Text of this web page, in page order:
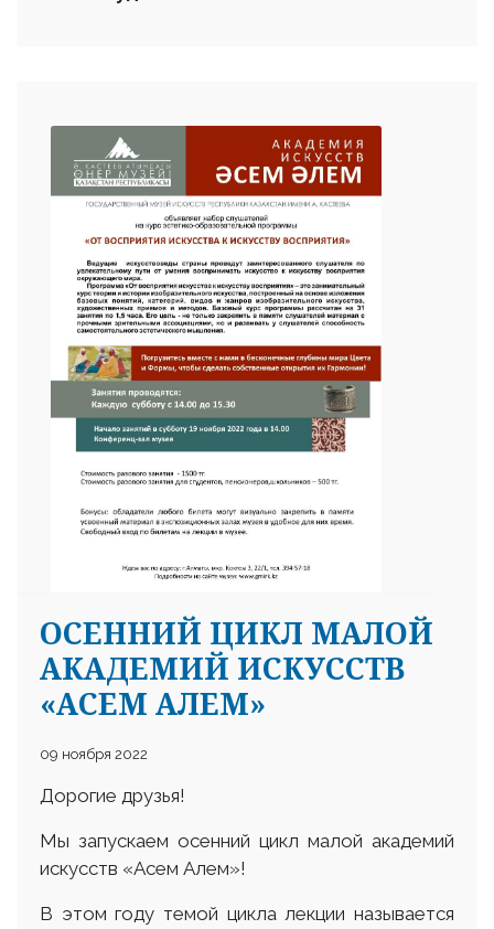
ОСЕННИЙ ЦИКЛ МАЛОЙ
АКАДЕМИЙ ИСКУССТВ
«АСЕМ АЛЕМ»
09 ноября 2022
Дорогие друзья!
Мы запускаем осенний цикл малой академий
искусств «Асем Алем»!
В этом году темой цикла лекции называется